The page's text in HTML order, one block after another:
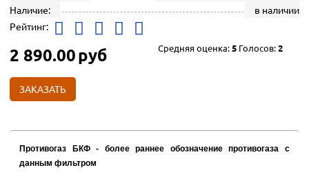
Наличие:
в наличии
Рейтинг:
Средняя оценка:5 Голосов:2
2 890.00руб
ЗАКАЗАТЬ
Противогаз БКФ - более раннее обозначение противогаза с
данным фильтром